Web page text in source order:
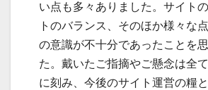
い点も多々ありました。サイト
トのバランス、そのほか様々な
の意識が不十分であったことを
た。戴いたご指摘やご懸念は全
に刻み、今後のサイト運営の糧